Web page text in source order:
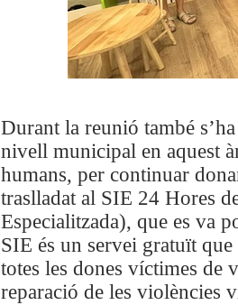
Durant la reunió també
nivell municipal en aquest
humans, per continuar
traslladat al SIE 24 Hores
Especialitzada), que es va
SIE és un servei gratuït
totes les dones víctimes de
reparació de les violències